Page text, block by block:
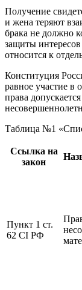
Получение
и жена теряют
брака не должно
защиты
относится к
Конституция
равное участие в
права
Таблица №1
Ссылка на
закон
Пункт 1 ст.
62 CI РФ